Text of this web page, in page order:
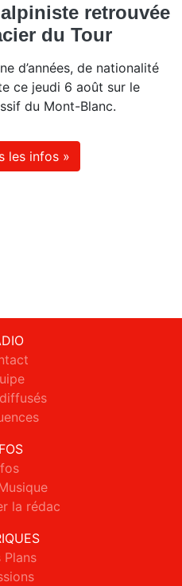
retrouvée
du Tour
d’années, de nationalité
ce jeudi 6 août sur le
du Mont-Blanc.
les infos »
la rédac
Plans